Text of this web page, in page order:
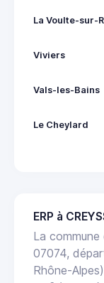
La Voulte-sur-
Viviers
Vals-les-Bains
Le Cheylard
ERP à
La commune
07074,
Rhône-